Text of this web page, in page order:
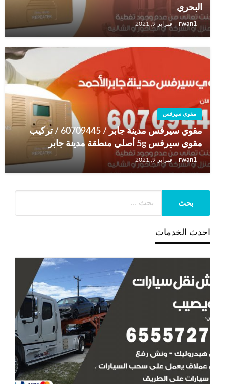
البحري
rwan1 فبراير 9, 2021
مقوي سيرفس
مقوي سيرفس مدينة جابر / 60709445 / تركيب
مقوي سيرفس 5g أصلي منطقة مدينة جابر
rwan1 فبراير 9, 2021
احدث الخدمات